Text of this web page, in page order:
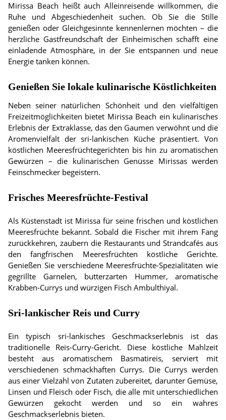
Mirissa Beach heißt auch Alleinreisende willkommen, die
Ruhe und Abgeschiedenheit suchen. Ob Sie die Stille
genießen oder Gleichgesinnte kennenlernen möchten – die
herzliche Gastfreundschaft der Einheimischen schafft eine
einladende Atmosphäre, in der Sie entspannen und neue
Energie tanken können.
Genießen Sie lokale kulinarische Köstlichkeiten
Neben seiner natürlichen Schönheit und den vielfältigen
Freizeitmöglichkeiten bietet Mirissa Beach ein kulinarisches
Erlebnis der Extraklasse, das den Gaumen verwöhnt und die
Aromenvielfalt der sri-lankischen Küche präsentiert. Von
köstlichen Meeresfrüchtegerichten bis hin zu aromatischen
Gewürzen – die kulinarischen Genüsse Mirissas werden
Feinschmecker begeistern.
Frisches Meeresfrüchte-Festival
Als Küstenstadt ist Mirissa für seine frischen und köstlichen
Meeresfrüchte bekannt. Sobald die Fischer mit ihrem Fang
zurückkehren, zaubern die Restaurants und Strandcafés aus
den fangfrischen Meeresfrüchten köstliche Gerichte.
Genießen Sie verschiedene Meeresfrüchte-Spezialitäten wie
gegrillte Garnelen, butterzarten Hummer, aromatische
Krabben-Currys und würzigen Fisch Ambulthiyal.
Sri-lankischer Reis und Curry
Ein typisch sri-lankisches Geschmackserlebnis ist das
traditionelle Reis-Curry-Gericht. Diese köstliche Mahlzeit
besteht aus aromatischem Basmatireis, serviert mit
verschiedenen schmackhaften Currys. Die Currys werden
aus einer Vielzahl von Zutaten zubereitet, darunter Gemüse,
Linsen und Fleisch oder Fisch, die alle mit unterschiedlichen
Gewürzen gekocht werden und so ein wahres
Geschmackserlebnis bieten.